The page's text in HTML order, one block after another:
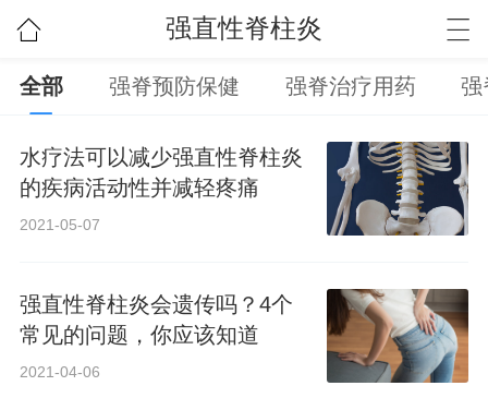
强直性脊柱炎
全部 强脊预防保健 强脊治疗用药 强
水疗法可以减少强直性脊柱炎
的疾病活动性并减轻疼痛
2021-05-07
强直性脊柱炎会遗传吗？4个
常见的问题，你应该知道
2021-04-06